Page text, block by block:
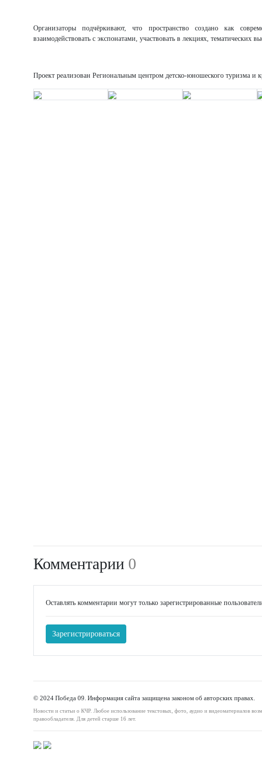
Организаторы подчёркивают, что пространство создано как
взаимодействовать с экспонатами, участвовать в лекциях, тематических
Проект реализован Региональным центром детско-юношеского туризма и
Комментарии 0
Оставлять комментарии могут только зарегистрированные
Зарегистрироваться
© 2024 Победа 09. Информация сайта защищена законом об авторских правах.
Новости и статьи о КЧР. Любое использование текстовых, фото, аудио и видеоматериалов
правообладателя. Для детей старше 16 лет.